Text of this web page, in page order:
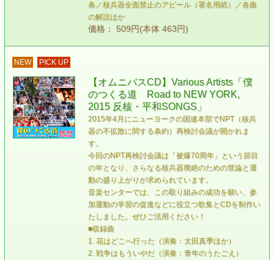
条／核兵器全面禁止のアピール（署名用紙）／各曲
の解説ほか
価格： 509円(本体 463円)
NEW PICK UP
【オムニバスCD】Various Artists「僕
のつくる道 Road to NEW YORK,
2015 反核・平和SONGS」
2015年4月にニューヨークの国連本部でNPT（核兵
器の不拡散に関する条約）再検討会議が開かれま
す。
今回のNPT再検討会議は「被爆70周年」という節目
の年となり、さらなる核兵器廃絶のための世論と運
動の盛り上がりが求められています。
音楽センターでは、この取り組みの成功を願い、参
加運動の学習の促進などに役立つ歌集とCDを制作い
たしました。ぜひご活用ください！
■収録曲
1. 花はどこへ行った（演奏：太田真季ほか）
2. 戦争はもういやだ（演奏：青年のうたごえ）